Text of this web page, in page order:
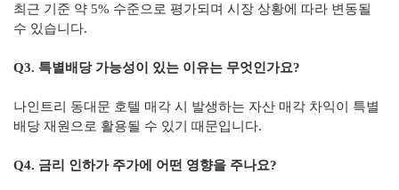
최근 기준 약 5% 수준으로 평가되며 시장 상황에 따라 변동될
수 있습니다.
Q3. 특별배당 가능성이 있는 이유는 무엇인가요?
나인트리 동대문 호텔 매각 시 발생하는 자산 매각 차익이 특별
배당 재원으로 활용될 수 있기 때문입니다.
Q4. 금리 인하가 주가에 어떤 영향을 주나요?